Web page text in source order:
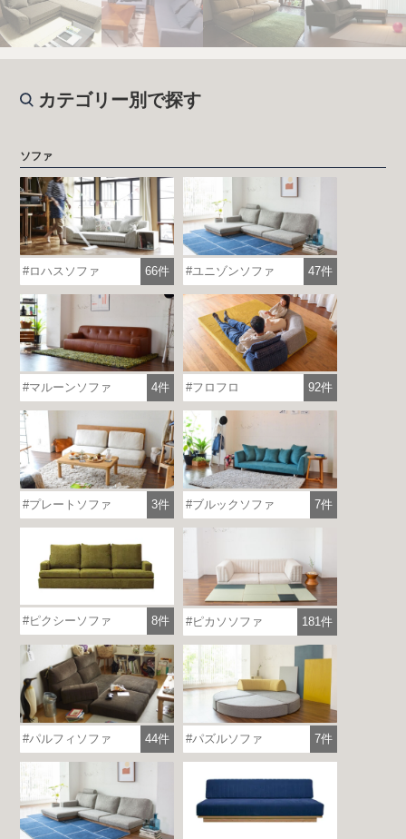
各地で出張ショールームを開催！
この機会にHAREMのソファをお試しくだ
カテゴリー別で探す
ソファ
ロハスソファ 66件 ユニゾンソファ 47件
マルーンソファ 4件 フロフロ 92件
プレートソファ 3件 ブルックソファ 7件
ピクシーソファ 8件 ピカソソファ 181件
パルフィソファ 44件 パズルソファ 7件